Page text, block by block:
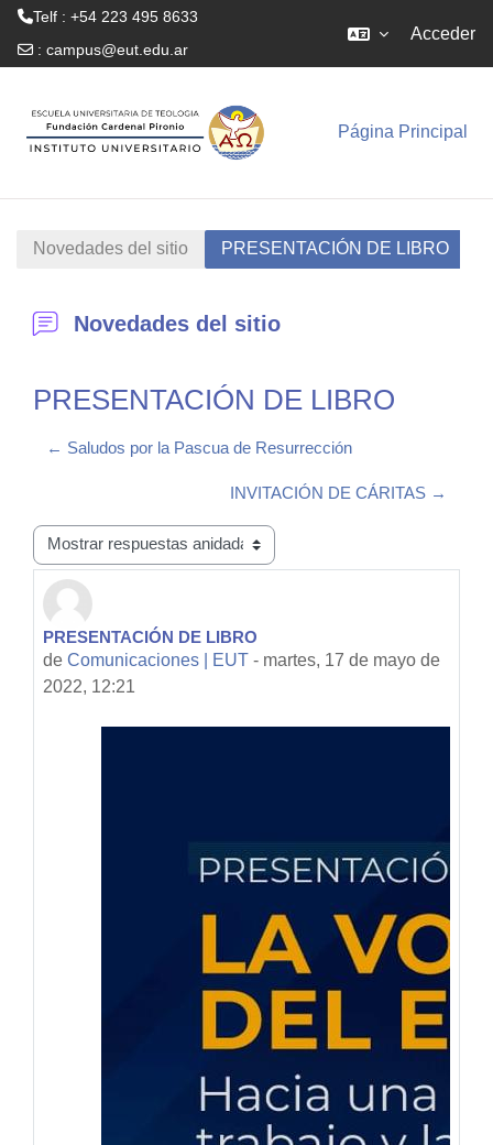
Telf : +54 223 495 8633
: campus@eut.edu.ar
Acceder
Página Principal
Novedades del sitio PRESENTACIÓN DE LIBRO
Novedades del sitio
PRESENTACIÓN DE LIBRO
← Saludos por la Pascua de Resurrección
INVITACIÓN DE CÁRITAS →
Mostrar modo
PRESENTACIÓN DE LIBRO
de Comunicaciones | EUT - martes, 17 de mayo de
2022, 12:21
Número de respuestas: 0